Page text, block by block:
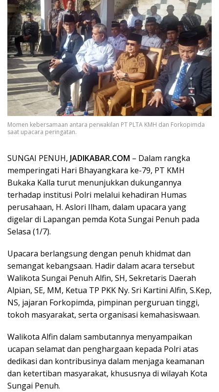
Momen kebersamaan antara perwakilan PT PLTA KMH dan Forkopimda
saat upacara peringatan.
SUNGAI PENUH, JADIKABAR.COM – Dalam rangka
memperingati Hari Bhayangkara ke-79, PT KMH
Bukaka Kalla turut menunjukkan dukungannya
terhadap institusi Polri melalui kehadiran Humas
perusahaan, H. Aslori Ilham, dalam upacara yang
digelar di Lapangan pemda Kota Sungai Penuh pada
Selasa (1/7).
Upacara berlangsung dengan penuh khidmat dan
semangat kebangsaan. Hadir dalam acara tersebut
Walikota Sungai Penuh Alfin, SH, Sekretaris Daerah
Alpian, SE, MM, Ketua TP PKK Ny. Sri Kartini Alfin, S.Kep,
NS, jajaran Forkopimda, pimpinan perguruan tinggi,
tokoh masyarakat, serta organisasi kemahasiswaan.
Walikota Alfin dalam sambutannya menyampaikan
ucapan selamat dan penghargaan kepada Polri atas
dedikasi dan kontribusinya dalam menjaga keamanan
dan ketertiban masyarakat, khususnya di wilayah Kota
Sungai Penuh.